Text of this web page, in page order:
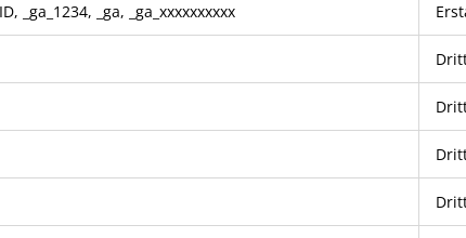
, _ga_1234, _ga, _ga_xxxxxxxxxx